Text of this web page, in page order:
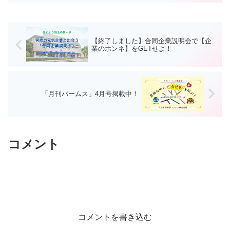
【終了しました】合同企業説明会で【企
業のホンネ】をGETせよ！
「月刊パームス」4月号掲載中！
コメント
コメントを書き込む